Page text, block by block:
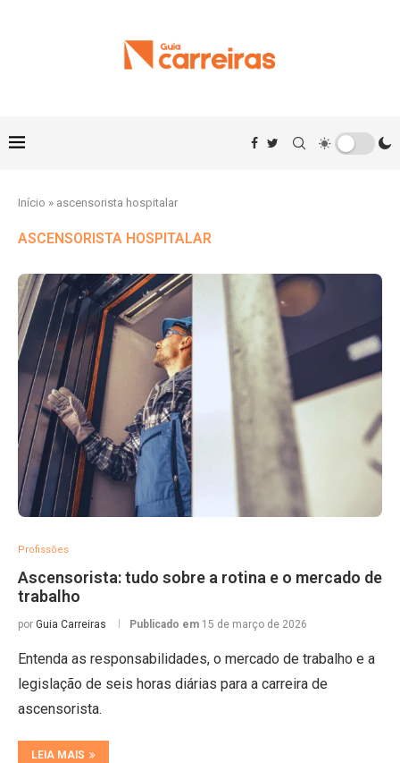
Início » ascensorista hospitalar
ASCENSORISTA HOSPITALAR
Profissões
Ascensorista: tudo sobre a rotina e o mercado de
trabalho
por Guia Carreiras Publicado em 15 de março de 2026
Entenda as responsabilidades, o mercado de trabalho e a
legislação de seis horas diárias para a carreira de
ascensorista.
LEIA MAIS